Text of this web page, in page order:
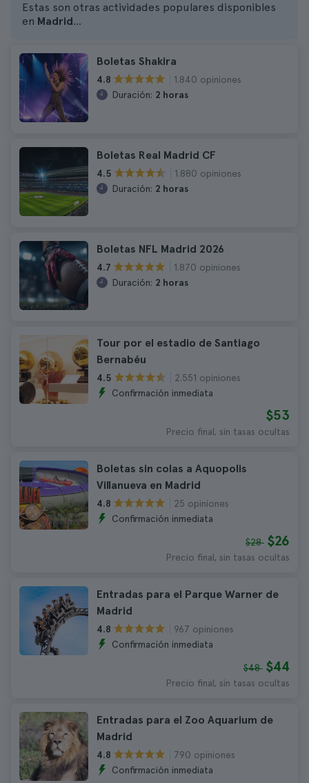
Estas son otras actividades populares disponibles
en Madrid...
Boletas Shakira
4.8
1.840 opiniones
Duración: 2 horas
Boletas Real Madrid CF
4.5
1.880 opiniones
Duración: 2 horas
Boletas NFL Madrid 2026
4.7
1.870 opiniones
Duración: 2 horas
Tour por el estadio de Santiago
Bernabéu
4.5
2.551 opiniones
Confirmación inmediata
$53
Precio final, sin tasas ocultas
Boletas sin colas a Aquopolis
Villanueva en Madrid
4.8
25 opiniones
Confirmación inmediata
$28 $26
Precio final, sin tasas ocultas
Entradas para el Parque Warner de
Madrid
4.8
967 opiniones
Confirmación inmediata
$48 $44
Precio final, sin tasas ocultas
Entradas para el Zoo Aquarium de
Madrid
4.8
790 opiniones
Confirmación inmediata